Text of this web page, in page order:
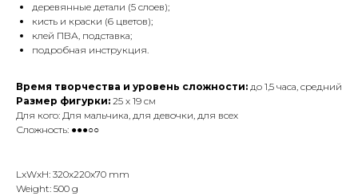
деревянные детали (5 слоев);
кисть и краски (6 цветов);
клей ПВА, подставка;
подробная инструкция.
Время творчества и уровень сложности: до 1,5 часа, средний
Размер фигурки: 25 х 19 см
Для кого: Для мальчика, для девочки, для всех
Сложность: ●●●○○
LxWxH: 320x220x70 mm
Weight: 500 g